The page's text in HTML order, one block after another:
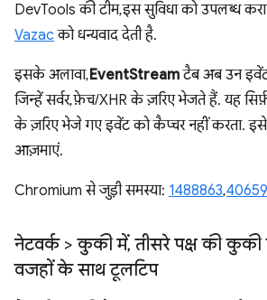
DevTools की टीम, इस सुविधा को उपलब्ध
Vazacको धन्यवाद देती है.
इसके अलावा,EventStreamटैब अब उन
जिन्हें सर्वर, फ़ेच/XHR के ज़रिए भेजते हैं. यह
के ज़रिए भेजे गए इवेंट को कैप्चर नहीं करता.
आज़माएं.
Chromium से जुड़ी समस्या: 1488863,
नेटवर्क > कुकी में, तीसरे पक्ष की
वजहों के साथ टूलटिप